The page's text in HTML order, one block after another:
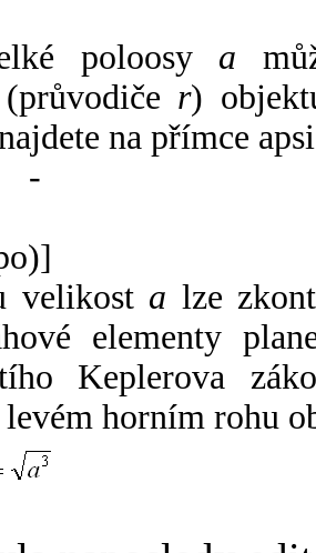
poloosy a
r)
na přímce
velikost a lze
elementy
Keplerova
levém horním rohu